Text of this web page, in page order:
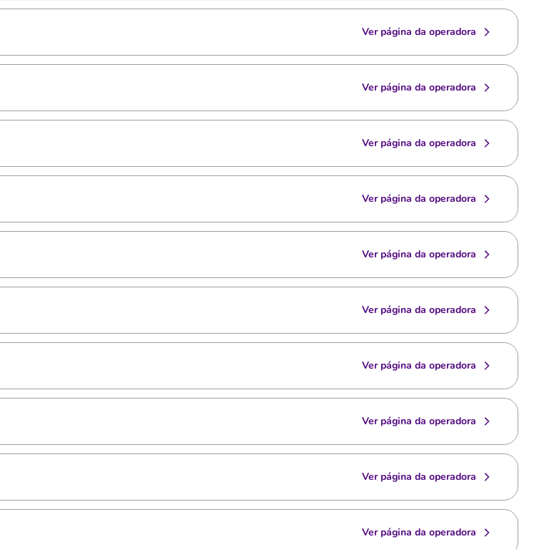
Ver página da operadora
Ver página da operadora
Ver página da operadora
Ver página da operadora
Ver página da operadora
Ver página da operadora
Ver página da operadora
Ver página da operadora
Ver página da operadora
Ver página da operadora